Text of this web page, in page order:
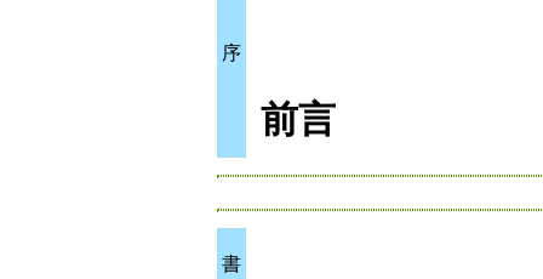
序
前言
書